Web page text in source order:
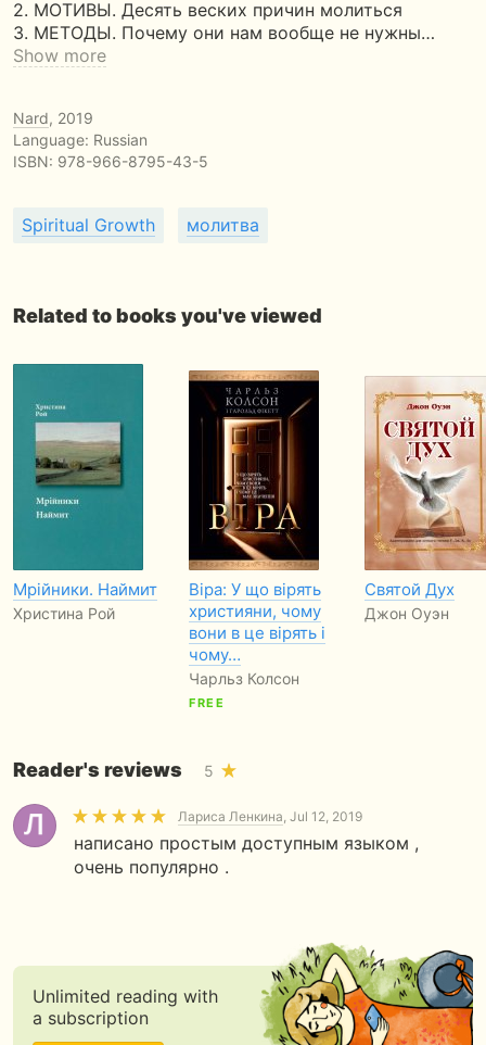
2. МОТИВЫ. Десять веских причин молиться
3. МЕТОДЫ. Почему они нам вообще не нужны…
Show more
Nard, 2019
Language: Russian
ISBN: 978-966-8795-43-5
Spiritual Growth молитва
Related to books you've viewed
Мрійники. Наймит
Христина Рой
Віра: У що вірять
християни, чому
вони в це вірять і
чому…
Чарльз Колсон
FREE
Святой Дух
Джон Оуэн
Reader's reviews 5
Лариса Ленкина, Jul 12, 2019
написано простым доступным языком ,
очень популярно .
Unlimited reading with
a subscription